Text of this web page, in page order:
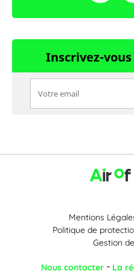
Inscrivez-
Mentions
Politique de
Gestion
Nous contacter La